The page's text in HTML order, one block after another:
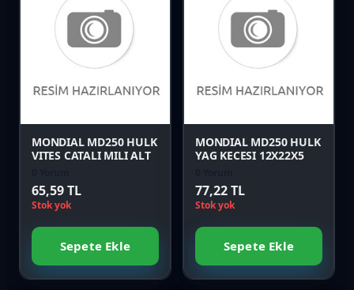
Favori
Karşılaştır
MONDIAL MD250 HULK
VITES CATALI MILI ALT
65,59 TL
Stok yok
Sepete Ekle
Favori
Karşılaştır
MONDIAL MD250 HULK
YAG KECESI 12X22X5
77,22 TL
Stok yok
Sepete Ekle